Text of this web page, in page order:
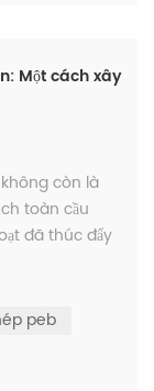
Một cách xây
còn là
toàn cầu
đã thúc đẩy
này, được
khung thép
peb